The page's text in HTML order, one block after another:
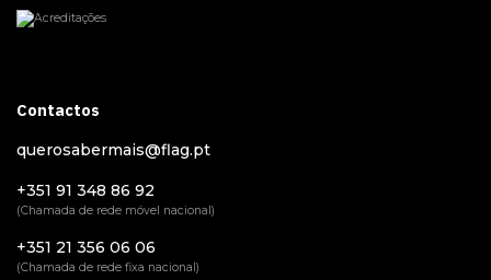
Contactos
querosabermais@flag.pt
+351 91 348 86 92
(Chamada de rede móvel nacional)
+351 21 356 06 06
(Chamada de rede fixa nacional)